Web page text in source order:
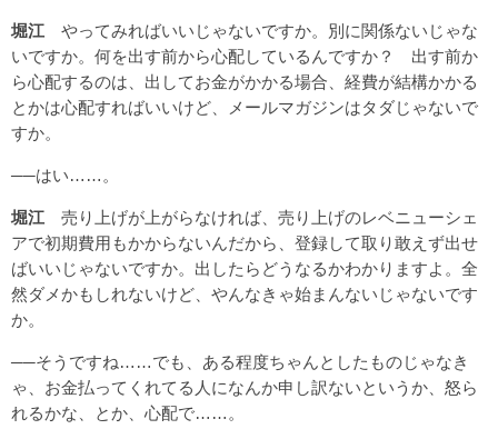
堀江 やってみればいいじゃないですか。別に関係ないじゃな
いですか。何を出す前から心配しているんですか？ 出す前か
ら心配するのは、出してお金がかかる場合、経費が結構かかる
とかは心配すればいいけど、メールマガジンはタダじゃないで
すか。
──はい……。
堀江 売り上げが上がらなければ、売り上げのレベニューシェ
アで初期費用もかからないんだから、登録して取り敢えず出せ
ばいいじゃないですか。出したらどうなるかわかりますよ。全
然ダメかもしれないけど、やんなきゃ始まんないじゃないです
か。
──そうですね……でも、ある程度ちゃんとしたものじゃなき
ゃ、お金払ってくれてる人になんか申し訳ないというか、怒ら
れるかな、とか、心配で……。